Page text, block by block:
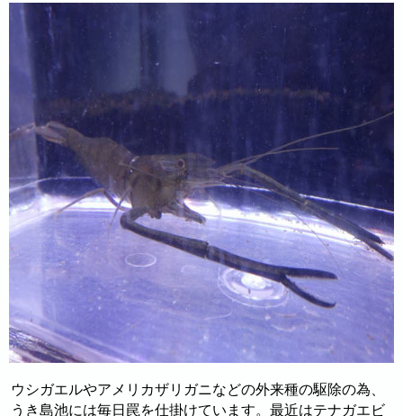
ウシガエルやアメリカザリガニなどの外来種の駆除の為、
うき島池には毎日罠を仕掛けています。最近はテナガエビ